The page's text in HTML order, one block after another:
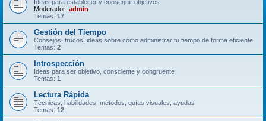
Ideas para establecer y conseguir objetivos
Moderador: admin
Temas: 17
Gestión del Tiempo
Consejos, trucos, ideas sobre cómo administrar tu tiempo de forma eficiente
Temas: 2
Introspección
Ideas para ser objetivo, consciente y congruente
Temas: 1
Lectura Rápida
Técnicas, habilidades, métodos, guías visuales, ayudas
Temas: 12